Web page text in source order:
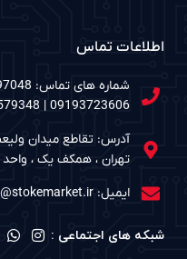
اطلاعات تماس
09193723606 | 09383579348
آدرس: تقاطع میدان
تهران ، همکف یک ، واحد ۶۱۶۶
ایمیل: info@stokemarket.ir
شبکه های اجتماعی :